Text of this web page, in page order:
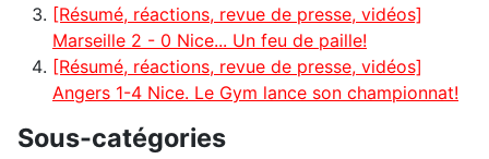
[Résumé, réactions, revue de presse, vidéos]
Marseille 2 - 0 Nice... Un feu de paille!
[Résumé, réactions, revue de presse, vidéos]
Angers 1-4 Nice. Le Gym lance son championnat!
Sous-catégories